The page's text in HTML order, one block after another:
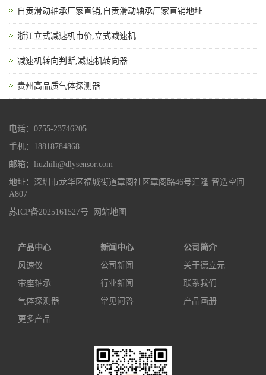
自贡滑动轴承厂家直销,自贡滑动轴承厂家直销地址
浙江立式减速机市价,立式减速机
减速机转向判断,减速机转向器
贵州高品质气体探测器
电话：0755-23746205
手机：18818784868
邮箱：liuzhili@dlysensor.com
地址：深圳市龙华区福城街道章阁社区章阁路46号汇隆·智造空间
A807
苏ICP备2025161527号
网站地图
产品中心
风速仪
带座轴承
气体探测器
更多产品
新闻中心
公司新闻
行业新闻
常见问答
公司简介
关于德立元
联系我们
产品画册